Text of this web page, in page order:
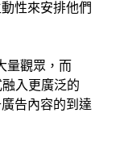
性來安排他們
量觀眾，而
入更廣泛的
告內容的到達